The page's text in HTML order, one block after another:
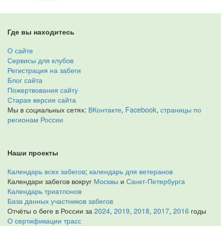
Где вы находитесь
О сайте
Сервисы для клубов
Регистрация на забеги
Блог сайта
Пожертвования сайту
Старая версия сайта
Мы в социальных сетях: ВКонтакте, Facebook, страницы по
регионам России
Наши проекты
Календарь всех забегов; календарь для ветеранов
Календари забегов вокруг Москвы и Санкт-Петербурга
Календарь триатлонов
База данных участников забегов
Отчёты о беге в России за 2024, 2019, 2018, 2017, 2016 годы
О сертификации трасс